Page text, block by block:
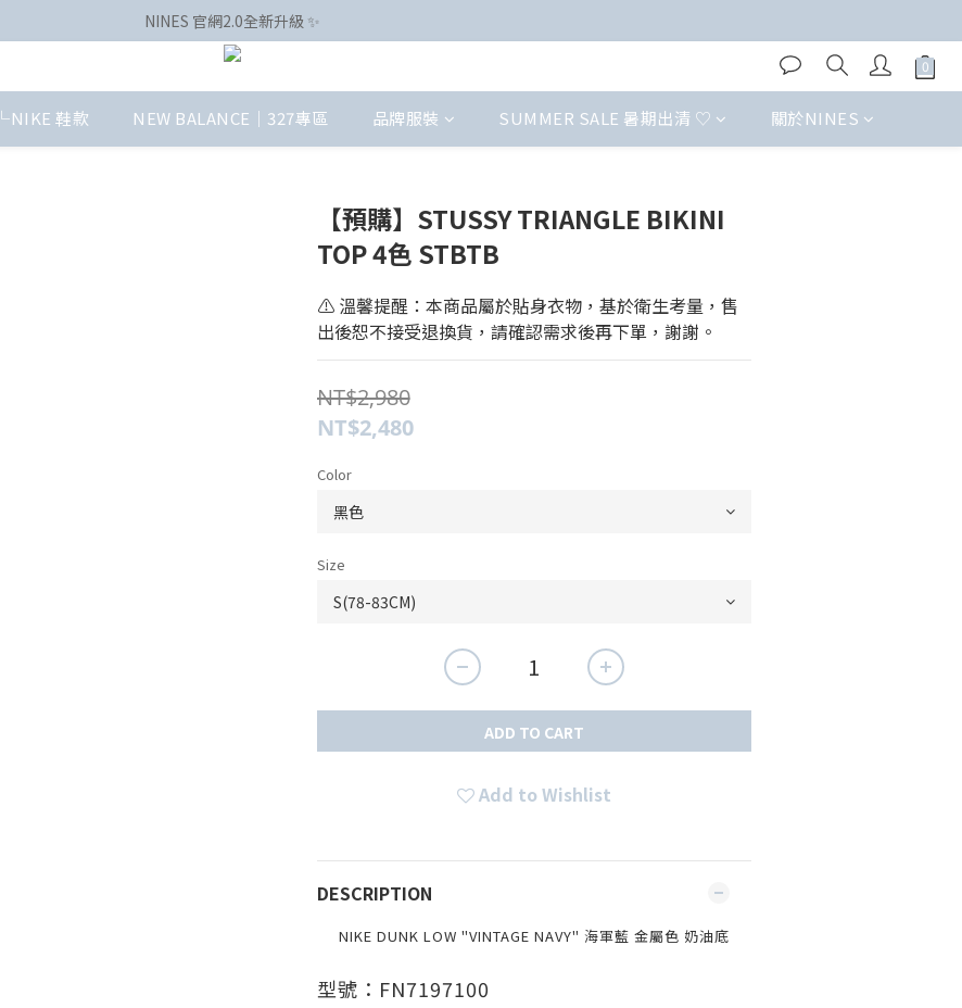
NINES 官網2.0全新升級 ✨
└NIKE 鞋款 NEW BALANCE｜327專區 品牌服裝 SUMMER SALE 暑期出清 ♡ 關於NINES
【預購】STUSSY TRIANGLE BIKINI
TOP 4色 STBTB
⚠️ 溫馨提醒：本商品屬於貼身衣物，基於衛生考量，售
出後恕不接受退換貨，請確認需求後再下單，謝謝。
NT$2,980
NT$2,480
Color
Size
ADD TO CART
Add to Wishlist
DESCRIPTION
NIKE DUNK LOW "VINTAGE NAVY" 海軍藍 金屬色 奶油底
型號：FN7197100